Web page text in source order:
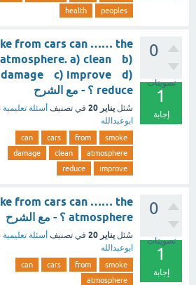
peoples
health
0
تصويتات
1
إجابة
from cars can …… the
atmosphere. a) clean b)
damage c) improve d)
reduce ؟ - مع الشرح
سُئل يناير 20 في تصنيف أسئلة تعليمية
ابوعبدالله
smoke
from
cars
can
atmosphere
clean
damage
improve
reduce
0
تصويتات
1
إجابة
from cars can …… the
atmosphere ؟ - مع الشرح
سُئل يناير 20 في تصنيف أسئلة تعليمية
ابوعبدالله
smoke
from
cars
can
atmosphere